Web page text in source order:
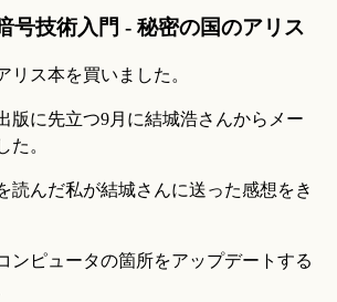
号技術入門 - 秘密の国のアリス
リス本を買いました。
版に先立つ9月に結城浩さんからメー
た。
読んだ私が結城さんに送った感想をき
ンピュータの箇所をアップデートする